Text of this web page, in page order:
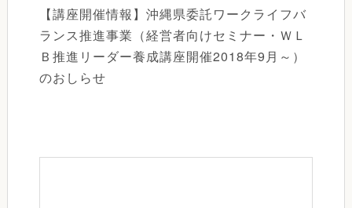
【講座開催情報】沖縄県委託ワークライフバ
ランス推進事業（経営者向けセミナー・ＷＬ
Ｂ推進リーダー養成講座開催2018年9月～）
のおしらせ